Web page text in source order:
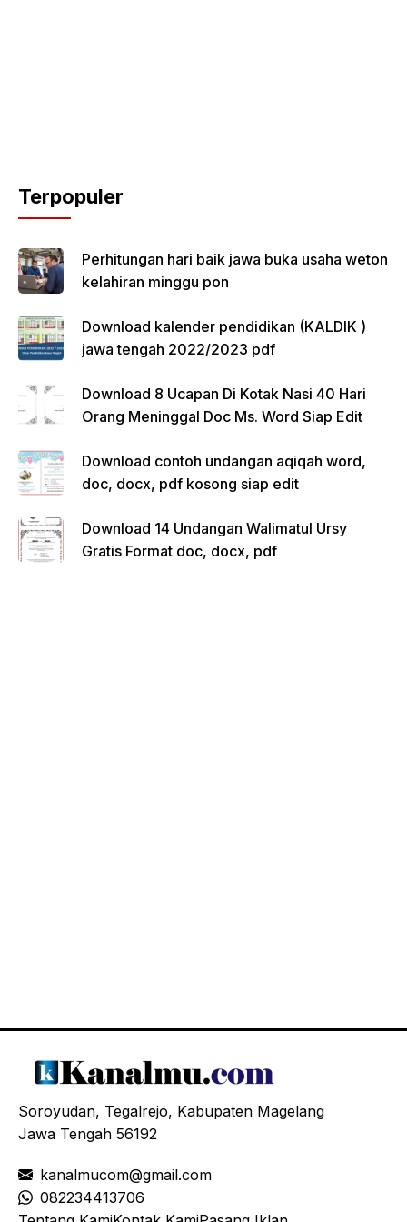
Terpopuler
Perhitungan hari baik jawa buka usaha weton
kelahiran minggu pon
Download kalender pendidikan (KALDIK )
jawa tengah 2022/2023 pdf
Download 8 Ucapan Di Kotak Nasi 40 Hari
Orang Meninggal Doc Ms. Word Siap Edit
Download contoh undangan aqiqah word,
doc, docx, pdf kosong siap edit
Download 14 Undangan Walimatul Ursy
Gratis Format doc, docx, pdf
Soroyudan, Tegalrejo, Kabupaten Magelang
Jawa Tengah 56192
kanalmucom@gmail.com
082234413706